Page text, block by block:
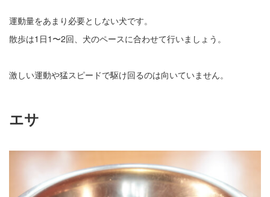
運動量をあまり必要としない犬です。
散歩は1日1〜2回、犬のペースに合わせて行いましょう。
激しい運動や猛スピードで駆け回るのは向いていません。
エサ